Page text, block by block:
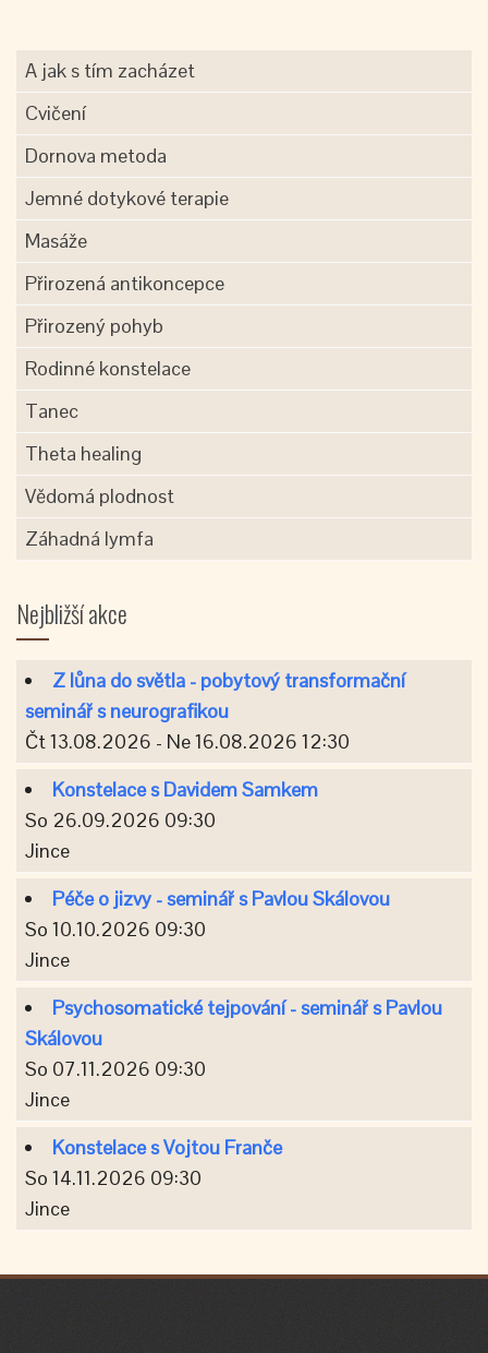
A jak s tím zacházet
Cvičení
Dornova metoda
Jemné dotykové terapie
Masáže
Přirozená antikoncepce
Přirozený pohyb
Rodinné konstelace
Tanec
Theta healing
Vědomá plodnost
Záhadná lymfa
Nejbližší akce
Z lůna do světla - pobytový transformační
seminář s neurografikou
Čt 13.08.2026 - Ne 16.08.2026 12:30
Konstelace s Davidem Samkem
So 26.09.2026 09:30
Jince
Péče o jizvy - seminář s Pavlou Skálovou
So 10.10.2026 09:30
Jince
Psychosomatické tejpování - seminář s Pavlou
Skálovou
So 07.11.2026 09:30
Jince
Konstelace s Vojtou Franče
So 14.11.2026 09:30
Jince